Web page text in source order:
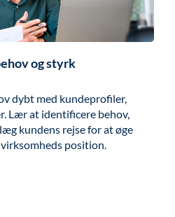
og styrk
dybt med kundeprofiler,
Lær at identificere behov,
kundens rejse for at øge
position.